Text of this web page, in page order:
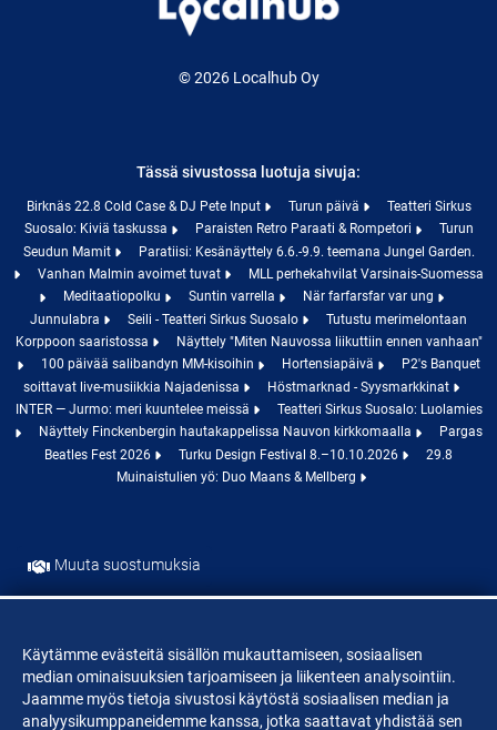
© 2026 Localhub Oy
Tässä sivustossa luotuja sivuja:
Birknäs 22.8 Cold Case & DJ Pete Input Turun päivä
Teatteri Sirkus
Suosalo: Kiviä taskussa
Paraisten Retro Paraati & Rompetori
Turun
Seudun Mamit
Paratiisi: Kesänäyttely 6.6.-9.9. teemana Jungel Garden.
Vanhan Malmin avoimet tuvat
MLL perhekahvilat Varsinais-Suomessa
Meditaatiopolku
Suntin varrella
När farfarsfar var ung
Junnulabra
Seili - Teatteri Sirkus Suosalo
Tutustu merimelontaan
Korppoon saaristossa
Näyttely "Miten Nauvossa liikuttiin ennen vanhaan"
100 päivää salibandyn MM-kisoihin
Hortensiapäivä
P2's Banquet
soittavat live-musiikkia Najadenissa
Höstmarknad - Syysmarkkinat
INTER — Jurmo: meri kuuntelee meissä
Teatteri Sirkus Suosalo: Luolamies
Näyttely Finckenbergin hautakappelissa Nauvon kirkkomaalla
Pargas
Beatles Fest 2026
Turku Design Festival 8.–10.10.2026
29.8
Muinaistulien yö: Duo Maans & Mellberg
Muuta suostumuksia
Evästeet
Käytämme evästeitä sisällön mukauttamiseen, sosiaalisen
median ominaisuuksien tarjoamiseen ja liikenteen analysointiin.
Jaamme myös tietoja sivustosi käytöstä sosiaalisen median ja
analyysikumppaneidemme kanssa, jotka saattavat yhdistää sen